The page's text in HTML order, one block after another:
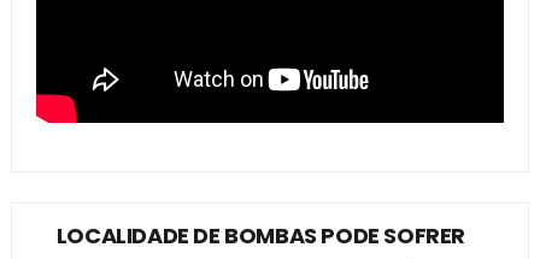
LOCALIDADE DE BOMBAS PODE SOFRER